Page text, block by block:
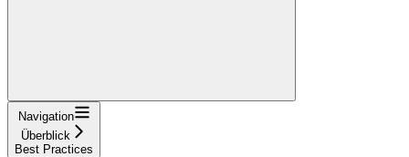
Navigation
Überblick
Best Practices